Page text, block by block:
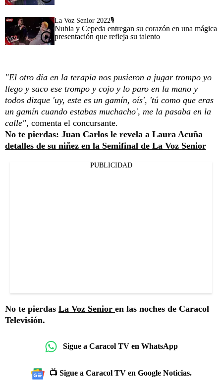
La Voz Senior 2022🎙️
Nubia y Cepeda entregan su corazón en una mágica
presentación que refleja su talento
"El otro día en la terapia nos pusieron a jugar trompo yo
llego y saco ese trompo y cojo y lo paro en la mano y
todos dizque 'uy, este es un gamín, oís', 'tú como que eras
un gamín cuando estabas muchacho', me la pasaba en la
calle", comenta el concursante.
No te pierdas: Juan Carlos le revela a Laura Acuña
detalles de su niñez en la Semifinal de La Voz Senior
PUBLICIDAD
No te pierdas La Voz Senior en las noches de Caracol
Televisión.
Sigue a Caracol TV en WhatsApp
📺 Sigue a Caracol TV en Google Noticias.